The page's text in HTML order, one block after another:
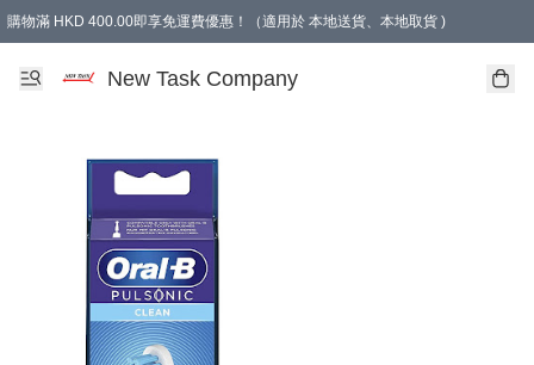
購物滿 HKD 400.00即享免運費優惠！（適用於 本地送貨、本地取貨 )
New Task Company